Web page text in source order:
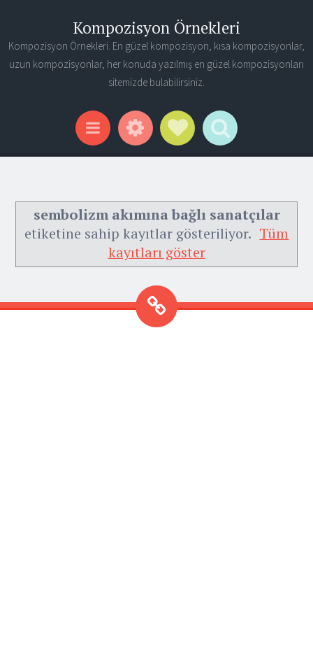
Kompozisyon Örnekleri
Kompozisyon Örnekleri. En güzel kompozisyon, kısa kompozisyonlar,
uzun kompozisyonlar, her konuda yazılmış en güzel kompozisyonları
sitemizde bulabilirsiniz.
Menu WidgetsSocial Links
Search
sembolizm akımına bağlı sanatçılar
etiketine sahip kayıtlar gösteriliyor. Tüm
kayıtları göster